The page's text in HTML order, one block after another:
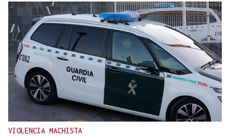
VIOLENCIA MACHISTA